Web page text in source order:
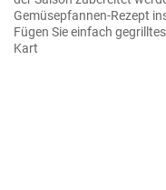
Gemüsepfannen-Rezept
Fügen Sie einfach
Kart